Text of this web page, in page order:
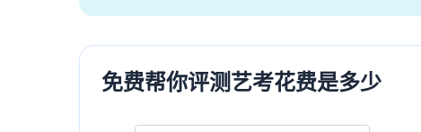
免费帮你评测艺考花费是多少